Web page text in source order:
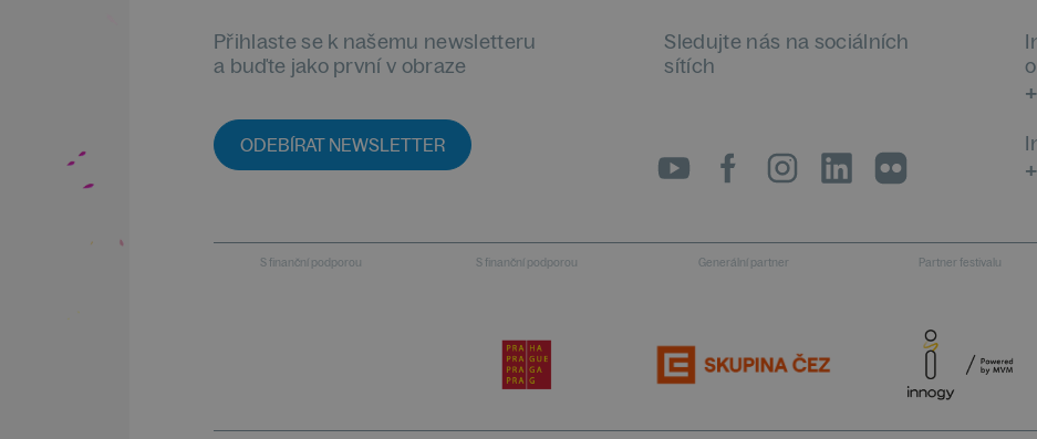
Přihlaste se k našemu newsletteru
a buďte jako první v obraze
ODEBÍRAT NEWSLETTER
Sledujte nás na sociálních
sítích
S finanční podporou S finanční podporou Generální partner Partner festivalu